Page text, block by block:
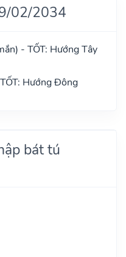
02/2034
- TỐT: Hướng Tây
Hướng Đông
bát tú